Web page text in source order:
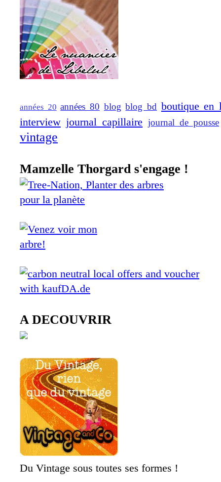
années 20 années 80 blog blog bd boutique en
interview journal capillaire journal de pousse
vintage
Mamzelle Thorgard s'engage !
A DECOUVRIR
Du Vintage sous toutes ses formes !